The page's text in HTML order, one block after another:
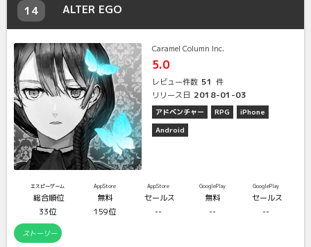
14 ALTER EGO
Caramel Column Inc.
5.0
レビュー件数 51 件
リリース日 2018-01-03
アドベンチャー RPG
iPhone
Android
エスピーゲーム
総合順位
33位
AppStore
無料
159位
AppStore
セールス
--
GooglePlay
無料
--
GooglePlay
セールス
--
ストーリー